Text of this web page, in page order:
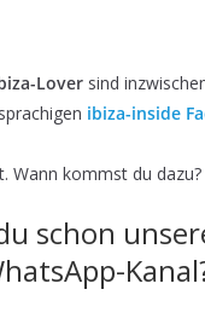
Lover sind
ibiza-inside
Wann kommst du dazu?
schon